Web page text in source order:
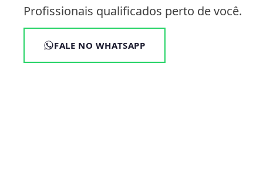
Profissionais qualificados perto de você.
FALE NO WHATSAPP